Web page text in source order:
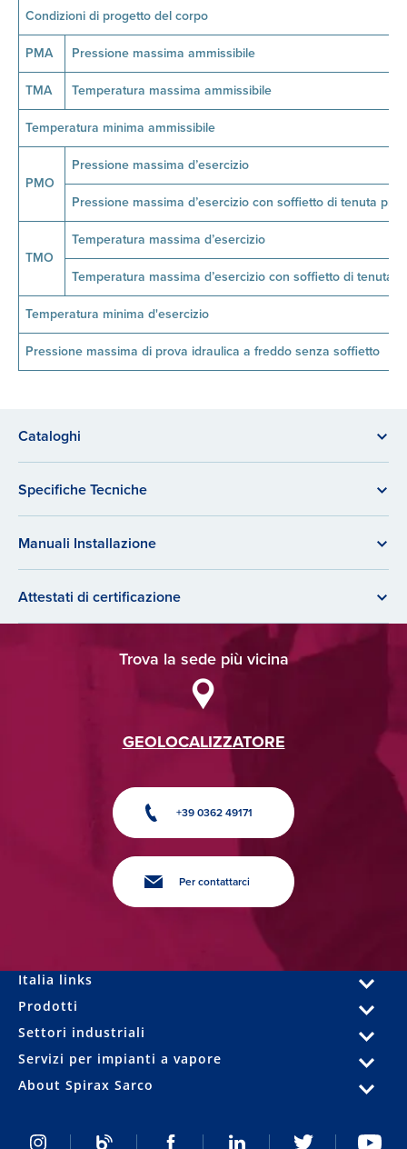
Condizioni di progetto del corpo
PMA
Pressione massima ammissibile
TMA
Temperatura massima ammissibile
Temperatura minima ammissibile
PMO
Pressione massima d’esercizio
Pressione massima d’esercizio con soffietto di tenuta
TMO
Temperatura massima d’esercizio
Temperatura massima d’esercizio con soffietto di tenuta
Temperatura minima d'esercizio
Pressione massima di prova idraulica a freddo senza soffietto
Cataloghi
Specifiche Tecniche
Manuali Installazione
Attestati di certificazione
Trova la sede più vicina
GEOLOCALIZZATORE
+39 0362 49171
Per contattarci
Italia links
Prodotti
Settori industriali
Servizi per impianti a vapore
About Spirax Sarco